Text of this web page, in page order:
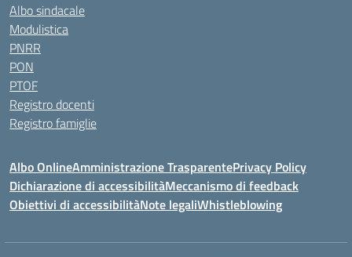
Albo sindacale
Modulistica
PNRR
PON
PTOF
Registro docenti
Registro famiglie
Albo OnlineAmministrazione TrasparentePrivacy Policy
Dichiarazione di accessibilitàMeccanismo di feedback
Obiettivi di accessibilitàNote legaliWhistleblowing